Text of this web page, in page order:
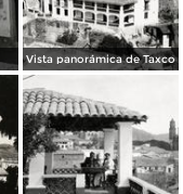
Vista panorámica de Taxco